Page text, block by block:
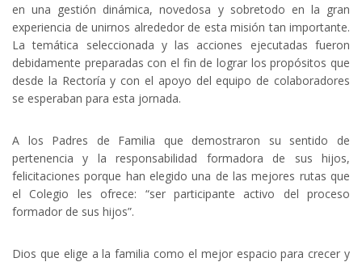
en una gestión dinámica, novedosa y sobretodo en la gran
experiencia de unirnos alrededor de esta misión tan importante.
La temática seleccionada y las acciones ejecutadas fueron
debidamente preparadas con el fin de lograr los propósitos que
desde la Rectoría y con el apoyo del equipo de colaboradores
se esperaban para esta jornada.
A los Padres de Familia que demostraron su sentido de
pertenencia y la responsabilidad formadora de sus hijos,
felicitaciones porque han elegido una de las mejores rutas que
el Colegio les ofrece: “ser participante activo del proceso
formador de sus hijos”.
Dios que elige a la familia como el mejor espacio para crecer y